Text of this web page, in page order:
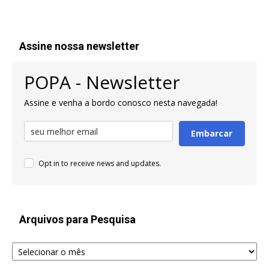
Assine nossa newsletter
POPA - Newsletter
Assine e venha a bordo conosco nesta navegada!
Embarcar
Opt in to receive news and updates.
Arquivos para Pesquisa
Arquivos
para